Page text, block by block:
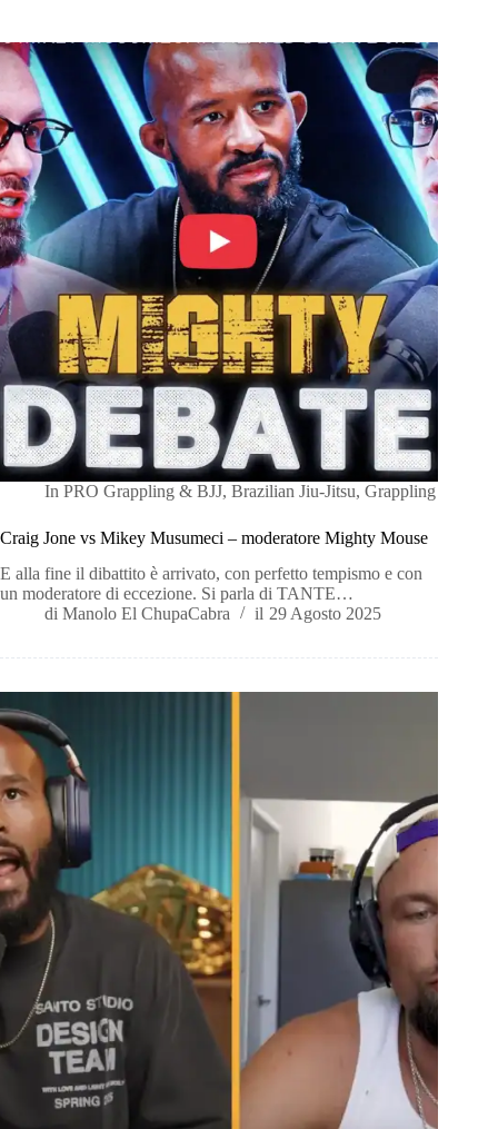
In PRO Grappling & BJJ,Brazilian Jiu-Jitsu,Grappling
Craig Jone vs Mikey Musumeci – moderatore Mighty Mouse
E alla fine il dibattito è arrivato, con perfetto tempismo e con
un moderatore di eccezione. Si parla di TANTE…
di Manolo El ChupaCabra il 29 Agosto 2025